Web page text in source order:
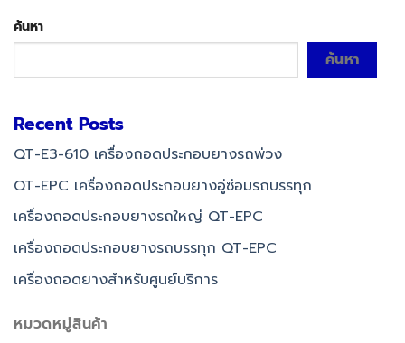
ค้นหา
ค้นหา
Recent Posts
QT-E3-610 เครื่องถอดประกอบยางรถพ่วง
QT-EPC เครื่องถอดประกอบยางอู่ซ่อมรถบรรทุก
เครื่องถอดประกอบยางรถใหญ่ QT-EPC
เครื่องถอดประกอบยางรถบรรทุก QT-EPC
เครื่องถอดยางสำหรับศูนย์บริการ
หมวดหมู่สินค้า